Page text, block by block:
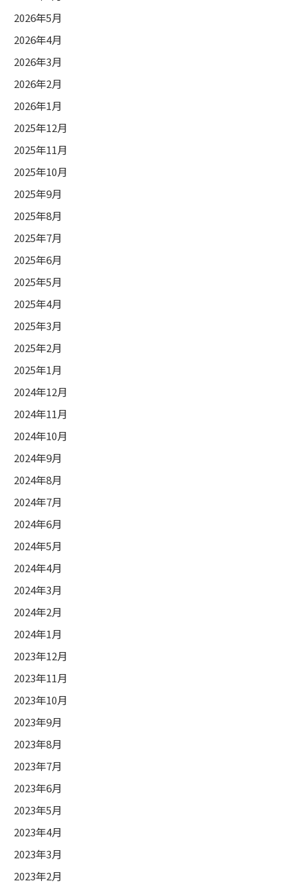
2026年5月
2026年4月
2026年3月
2026年2月
2026年1月
2025年12月
2025年11月
2025年10月
2025年9月
2025年8月
2025年7月
2025年6月
2025年5月
2025年4月
2025年3月
2025年2月
2025年1月
2024年12月
2024年11月
2024年10月
2024年9月
2024年8月
2024年7月
2024年6月
2024年5月
2024年4月
2024年3月
2024年2月
2024年1月
2023年12月
2023年11月
2023年10月
2023年9月
2023年8月
2023年7月
2023年6月
2023年5月
2023年4月
2023年3月
2023年2月